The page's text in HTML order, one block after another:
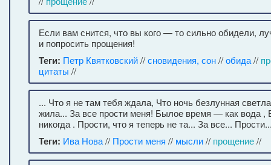
Если вам снится, что вы кого — то сильно обидели,
и попросить прощения!
Теги: Петр Квятковский//сновидения, сон//обида//
цитаты //
... Что я не там тебя ждала, Что ночь безлунная
жила... За все прости меня! Былое время — как вода ,
никогда . Прости, что я теперь не та... За все...
Теги: Ива Нова// Прости меня // мысли// прощение//